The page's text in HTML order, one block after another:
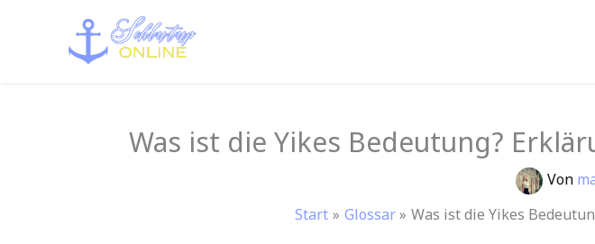
Was ist die Yikes Bedeutung?
Von
Start
Glossar Was ist die Yikes